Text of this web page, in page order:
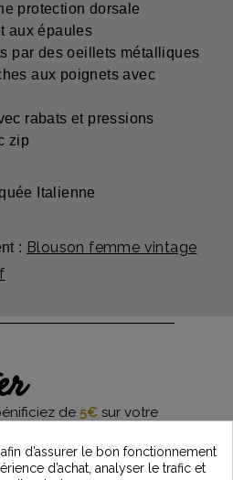
protection dorsale
aux épaules
par des oeillets métalliques
aux poignets avec
rabats et pressions
zip
Italienne
: Blouson femme vintage
de 5€ sur votre
dernières nouveautés
d’assurer le bon fonctionnement
d’achat, analyser le trafic et